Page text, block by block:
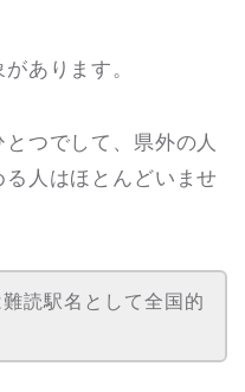
あります。
つでして、県外の人
人はほとんどいませ
読駅名として全国的